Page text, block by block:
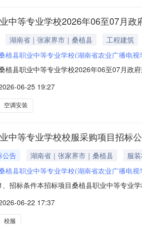
中等专业学校2026年06至07月政
湖南省｜张家界市｜桑植县 工程建筑
植县职业中等专业学校(湖南省农业广播电视
植县职业中等专业学校2026年06至07月政
）备注1桑植县职业中等专业学校教室、机
电压闸口。146
06-25 19:27
空调安装
中等专业学校校服采购项目招标
公告 湖南省｜张家界市｜桑植县 服
植县职业中等专业学校(湖南省农业广播电视
、招标条件本招标项目桑植县职业中等专业
购，实际采购数量由学校统计后提供，校服
运动的需要。招标范围：桑植县职业中等专
06-22 17:37
校服